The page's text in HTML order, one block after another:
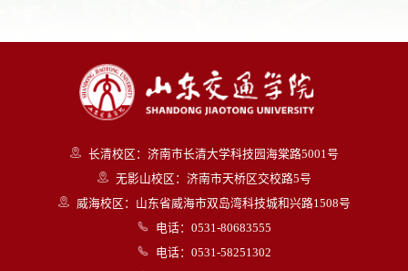
长清校区：济南市长清大学科技园海棠路5001号
无影山校区：济南市天桥区交校路5号
威海校区：山东省威海市双岛湾科技城和兴路1508号
电话：0531-80683555
电话：0531-58251302